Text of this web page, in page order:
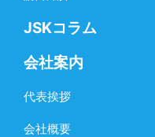
JSKコラム
会社案内
代表挨拶
会社概要